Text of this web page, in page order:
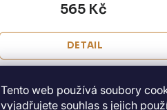
Tento web používá soubory
vyjadřujete souhlas s jejich
565 Kč
DETAIL
Muertos je exkluzivní limitovaná edice,
vzdává hold mexickému svátku...